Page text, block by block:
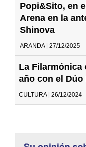
Popi&Sito, en
Arena en la
Shinova
ARANDA | 27/12/2025
La Filarmónica
año con el Dúo
CULTURA | 26/12/2024